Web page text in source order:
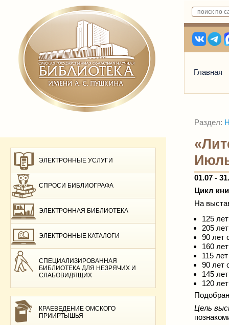
Главная
ЭЛЕКТРОННЫЕ УСЛУГИ
СПРОСИ БИБЛИОГРАФА
ЭЛЕКТРОННАЯ БИБЛИОТЕКА
ЭЛЕКТРОННЫЕ КАТАЛОГИ
СПЕЦИАЛИЗИРОВАННАЯ
БИБЛИОТЕКА ДЛЯ НЕЗРЯЧИХ И
СЛАБОВИДЯЩИХ
КРАЕВЕДЕНИЕ ОМСКОГО
ПРИИРТЫШЬЯ
Раздел:
01.07 -
Цикл
На
125
205
90 лет
160
115
90 лет
145
120
Цель